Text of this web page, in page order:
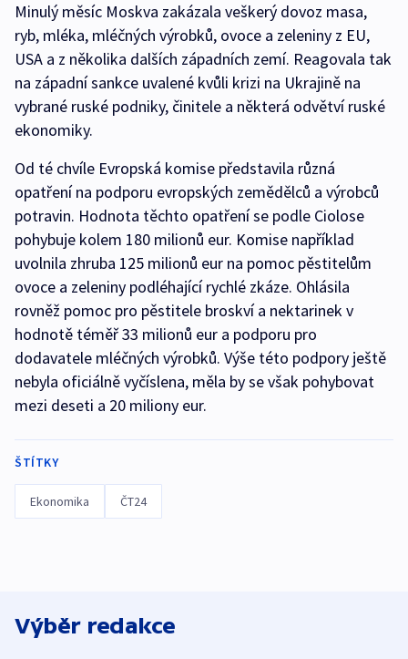
Minulý měsíc Moskva zakázala veškerý dovoz masa,
ryb, mléka, mléčných výrobků, ovoce a zeleniny z EU,
USA a z několika dalších západních zemí. Reagovala tak
na západní sankce uvalené kvůli krizi na Ukrajině na
vybrané ruské podniky, činitele a některá odvětví ruské
ekonomiky.
Od té chvíle Evropská komise představila různá
opatření na podporu evropských zemědělců a výrobců
potravin. Hodnota těchto opatření se podle Ciolose
pohybuje kolem 180 milionů eur. Komise například
uvolnila zhruba 125 milionů eur na pomoc pěstitelům
ovoce a zeleniny podléhající rychlé zkáze. Ohlásila
rovněž pomoc pro pěstitele broskví a nektarinek v
hodnotě téměř 33 milionů eur a podporu pro
dodavatele mléčných výrobků. Výše této podpory ještě
nebyla oficiálně vyčíslena, měla by se však pohybovat
mezi deseti a 20 miliony eur.
ŠTÍTKY
Ekonomika ČT24
Výběr redakce